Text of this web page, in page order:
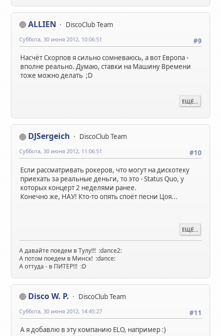
ALLIEN
DiscoClub Team
#9
Суббота, 30 июня 2012, 10:06:51
Насчёт Скорпов я сильно сомневаюсь, а вот Европа -
вполне реально. Думаю, ставки на Машину Времени
тоже можно делать ;D
ЕЩЁ...
DJSergeich
DiscoClub Team
#10
Суббота, 30 июня 2012, 11:06:51
Если рассматривать рокеров, что могут на дискотеку
приехать за реальные деньги, то это - Status Quo, у
которых концерт 2 неделями ранее.
Конечно же, НАУ! Кто-то опять споёт песни Цоя...
ЕЩЁ...
А давайте поедем в Тулу!!! :dance2:
А потом поедем в Минск! :dance:
А оттуда - в ПИТЕР!!! :D
Disco W. P.
DiscoClub Team
#11
Суббота, 30 июня 2012, 14:45:27
А я добавлю в эту компанию ELO, например :)